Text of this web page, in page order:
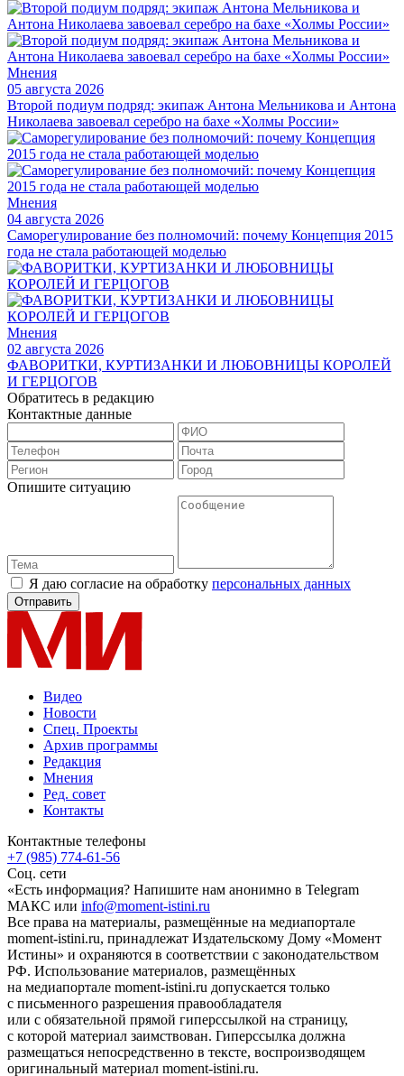
Мнения
05 августа 2026
Второй подиум подряд: экипаж Антона Мельникова и Антона
Николаева завоевал серебро на бахе «Холмы России»
Мнения
04 августа 2026
Саморегулирование без полномочий: почему Концепция 2015
года не стала работающей моделью
Мнения
02 августа 2026
ФАВОРИТКИ, КУРТИЗАНКИ И ЛЮБОВНИЦЫ КОРОЛЕЙ
И ГЕРЦОГОВ
Обратитесь в редакцию
Контактные данные
Опишите ситуацию
Я даю согласие на обработку персональных данных
Видео
Новости
Спец. Проекты
Архив программы
Редакция
Мнения
Ред. совет
Контакты
Контактные телефоны
+7 (985) 774-61-56
Соц. сети
«Есть информация? Напишите нам анонимно в Telegram
МАКС или info@moment-istini.ru
Все права на материалы, размещённые на медиапортале
moment-istini.ru, принадлежат Издательскому Дому «Момент
Истины» и охраняются в соответствии с законодательством
РФ. Использование материалов, размещённых
на медиапортале moment-istini.ru допускается только
с письменного разрешения правообладателя
или с обязательной прямой гиперссылкой на страницу,
с которой материал заимствован. Гиперссылка должна
размещаться непосредственно в тексте, воспроизводящем
оригинальный материал moment-istini.ru.